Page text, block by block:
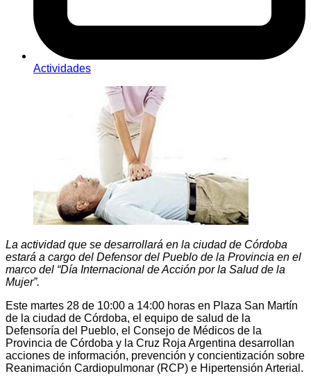
Actividades
La actividad que se desarrollará en la ciudad de Córdoba
estará a cargo del Defensor del Pueblo de la Provincia en el
marco del “Día Internacional de Acción por la Salud de la
Mujer”.
Este martes 28 de 10:00 a 14:00 horas en Plaza San Martín
de la ciudad de Córdoba, el equipo de salud de la
Defensoría del Pueblo, el Consejo de Médicos de la
Provincia de Córdoba y la Cruz Roja Argentina desarrollan
acciones de información, prevención y concientización sobre
Reanimación Cardiopulmonar (RCP) e Hipertensión Arterial.